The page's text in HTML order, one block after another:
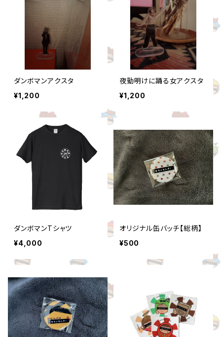
ダンボマンアクスタ
¥1,200
夜勤明けに踊る女アクスタ
¥1,200
ダンボマンTシャツ
¥4,000
オリジナル缶バッチ【総柄】
¥500